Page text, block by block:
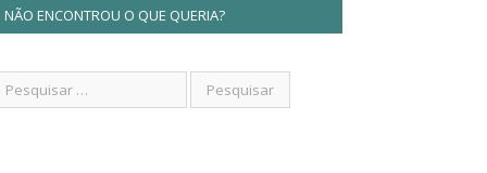
NÃO ENCONTROU O QUE QUERIA?